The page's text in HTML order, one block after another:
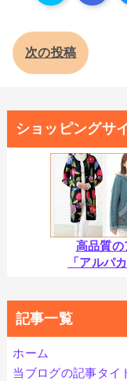
次の投稿
ショッピングサ
高品質の
「アルパ
記事一覧
ホーム
当ブログの記事タイ